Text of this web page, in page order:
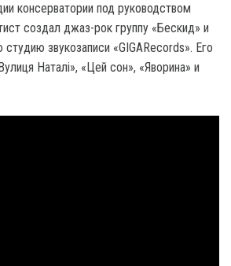
консерватории под руководством
создал джаз-рок группу «Бескид» и
звукозаписи «GIGARecords». Его
Наталі», «Цей сон», «Яворина» и